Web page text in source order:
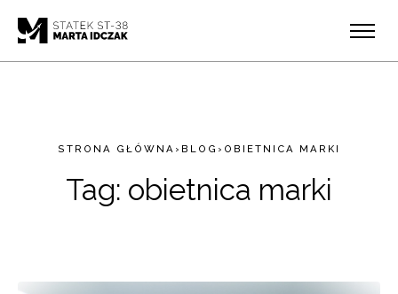
STRONA GŁÓWNA › BLOG › OBIETNICA MARKI
Tag: obietnica marki